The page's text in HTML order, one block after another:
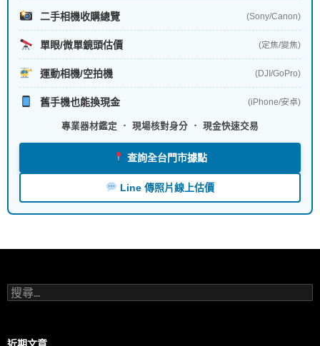
二手相機收購總覽 (Sony/Canon)
單眼/微單鏡頭估價 (定焦/變焦)
運動相機/空拍機 (DJI/GoPro)
舊手機也能換現金 (iPhone/安卓)
專業器材鑑定 ． 現場核對身分 ． 現金快速交易
查詢全台門市據點
Line 傳照片線上估價
搜
尋
字:
近期文章